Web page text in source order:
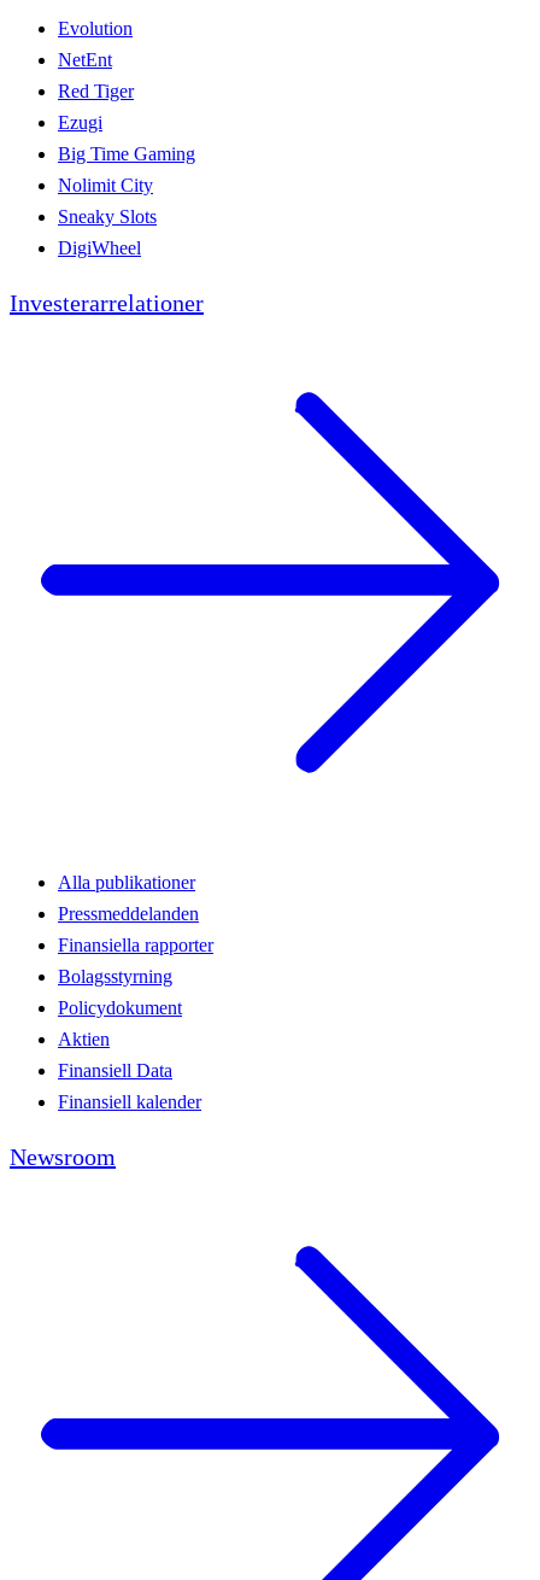
Evolution
NetEnt
Red Tiger
Ezugi
Big Time Gaming
Nolimit City
Sneaky Slots
DigiWheel
Investerarrelationer
Alla publikationer
Pressmeddelanden
Finansiella rapporter
Bolagsstyrning
Policydokument
Aktien
Finansiell Data
Finansiell kalender
Newsroom